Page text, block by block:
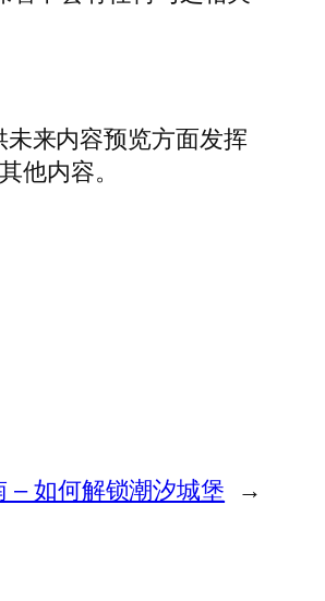
来内容预览方面发挥
他内容。
– 如何解锁潮汐城堡 →